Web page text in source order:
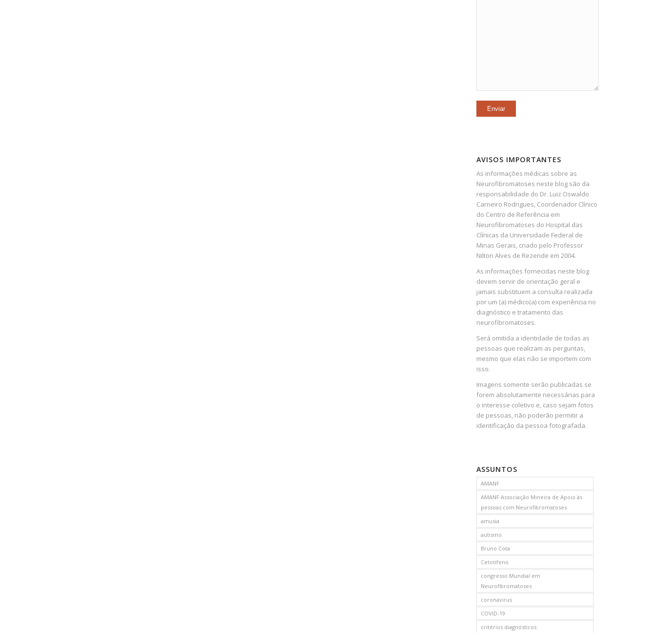
AVISOS IMPORTANTES
As informações médicas sobre as
Neurofibromatoses neste blog são da
responsabilidade do Dr. Luiz Oswaldo
Carneiro Rodrigues, Coordenador Clínico
do Centro de Referência em
Neurofibromatoses do Hospital das
Clínicas da Universidade Federal de
Minas Gerais, criado pelo Professor
Nilton Alves de Rezende em 2004.
As informações fornecidas neste blog
devem servir de orientação geral e
jamais substituem a consulta realizada
por um (a) médico(a) com experiência no
diagnóstico e tratamento das
neurofibromatoses.
Será omitida a identidade de todas as
pessoas que realizam as perguntas,
mesmo que elas não se importem com
isso.
Imagens somente serão publicadas se
forem absolutamente necessárias para
o interesse coletivo e, caso sejam fotos
de pessoas, não poderão permitir a
identificação da pessoa fotografada.
ASSUNTOS
AMANF
AMANF Associação Mineira de Apoio às
pessoas com Neurofibromatoses
amusia
autismo
Bruno Cota
Cetotifeno
congresso Mundial em
Neurofibromatoses
coronavirus
COVID-19
critérios diagnósticos